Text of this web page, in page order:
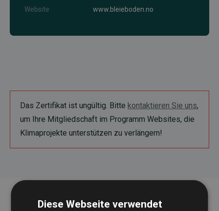
Website
www.bleieboden.no
Das Zertifikat ist ungültig. Bitte kontaktieren Sie uns,
um Ihre Mitgliedschaft im Programm Websites, die
Klimaprojekte unterstützen zu verlängern!
Diese Webseite verwendet